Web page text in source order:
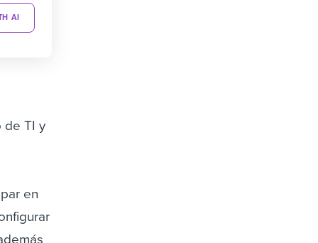
AI
de TI y
en